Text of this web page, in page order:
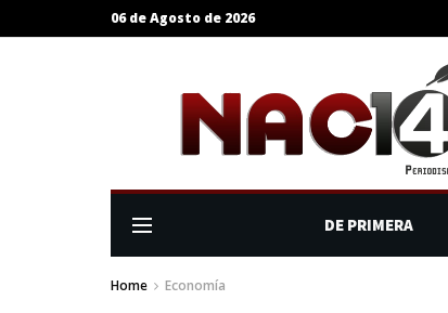
06 de Agosto de 2026
DE PRIMERA
Home Economía